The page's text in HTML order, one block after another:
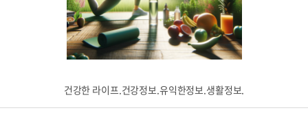
건강한 라이프.건강정보.유익한정보.생활정보.